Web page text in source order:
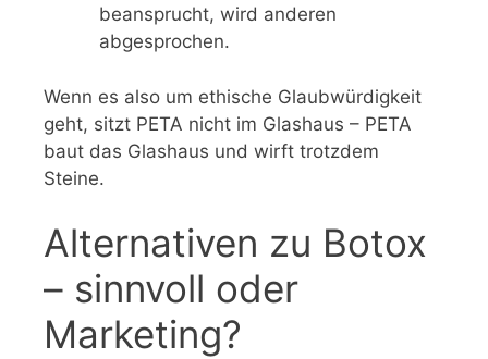
beansprucht, wird anderen
abgesprochen.
Wenn es also um ethische Glaubwürdigkeit
geht, sitzt PETA nicht im Glashaus – PETA
baut das Glashaus und wirft trotzdem
Steine.
Alternativen zu Botox
– sinnvoll oder
Marketing?